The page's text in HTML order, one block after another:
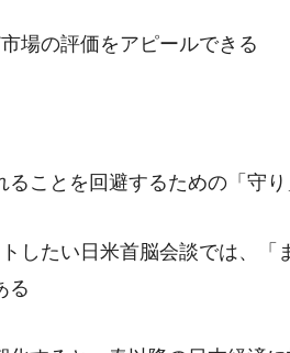
場の評価をアピールできる
ことを回避するための「守
したい日米首脳会談では、「
る